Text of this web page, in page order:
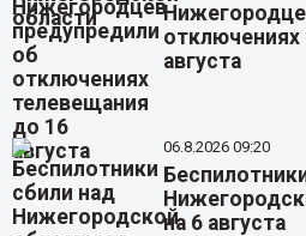
августа
06.8.2026 09:20
на 6 августа